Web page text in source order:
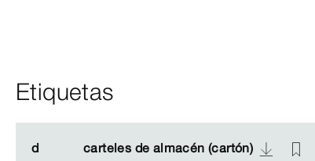
Etiquetas
d carteles de almacén (cartón)
d carteles de almacén (cartón)